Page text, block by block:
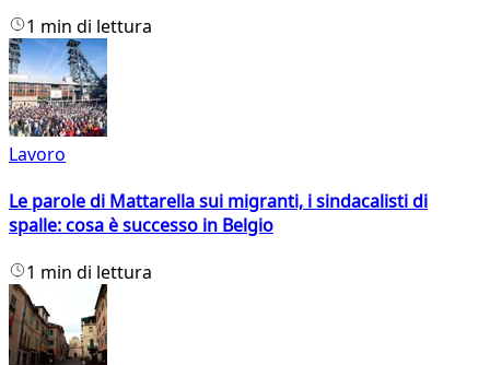
1 min di lettura
Lavoro
Le parole di Mattarella sui migranti, i sindacalisti di
spalle: cosa è successo in Belgio
1 min di lettura